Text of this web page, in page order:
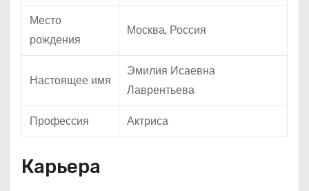
Место
рождения
Москва, Россия
Настоящее имя
Эмилия Исаевна
Лаврентьева
Профессия
Актриса
Карьера